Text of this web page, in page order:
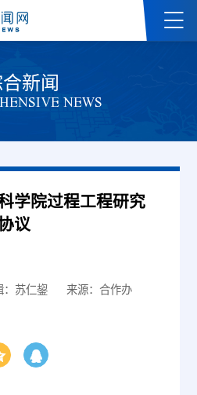
新闻
NEWS
学院过程工程研究
议
：苏仁鋆
来源：合作办